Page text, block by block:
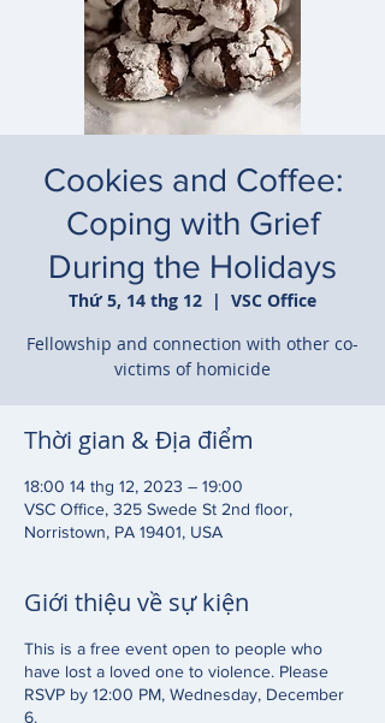
Cookies and Coffee:
Coping with Grief
During the Holidays
Thứ 5, 14 thg 12
  |
VSC Office
Fellowship and connection with other co-
victims of homicide
Thời gian & Địa điểm
18:00 14 thg 12, 2023 – 19:00
VSC Office, 325 Swede St 2nd floor,
Norristown, PA 19401, USA
Giới thiệu về sự kiện
This is a free event open to people who
have lost a loved one to violence. Please
RSVP by 12:00 PM, Wednesday, December
6.